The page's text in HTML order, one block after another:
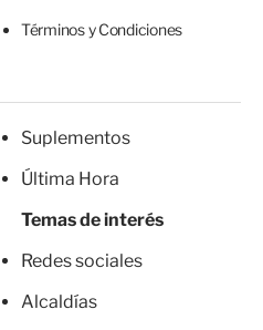
Términos y Condiciones
Suplementos
Última Hora
Temas de interés
Redes sociales
Alcaldías